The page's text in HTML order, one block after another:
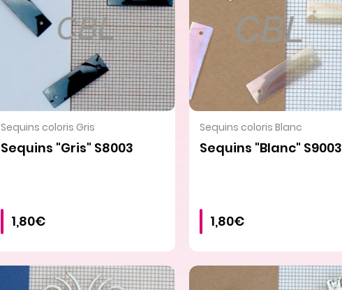
VOIR LE PRODUIT
Sequins coloris Gris
Sequins "Gris" S8003
1,80€
VOIR LE PRODUIT
Sequins coloris Blanc
Sequins "Blanc" S9003
1,80€